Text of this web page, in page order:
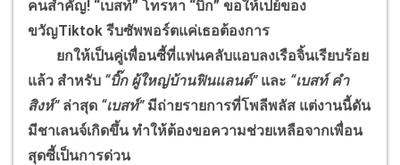
คนสำคัญ! “เบสท์” โทรหา “บิ๊ก” ขอให้เปย์ของ
ขวัญTiktok รีบซัพพอร์ตแค่เธอต้องการ
ยกให้เป็นคู่เพื่อนซี้ที่แฟนคลับแอบลงเรือจิ้นเรียบร้อย
แล้ว สำหรับ “บิ๊ก ผู้ใหญ่บ้านฟินแลนด์”และ “เบสท์ คำ
สิงห์”ล่าสุด “เบสท์” มีถ่ายรายการที่โพลีพลัส แต่งานนี้ดัน
มีชาเลนจ์เกิดขึ้น ทำให้ต้องขอความช่วยเหลือจากเพื่อน
สุดซี้เป็นการด่วน